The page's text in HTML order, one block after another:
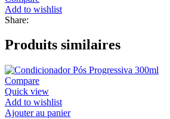
Add to wishlist
Share:
Produits similaires
Compare
Quick view
Add to wishlist
Ajouter au panier